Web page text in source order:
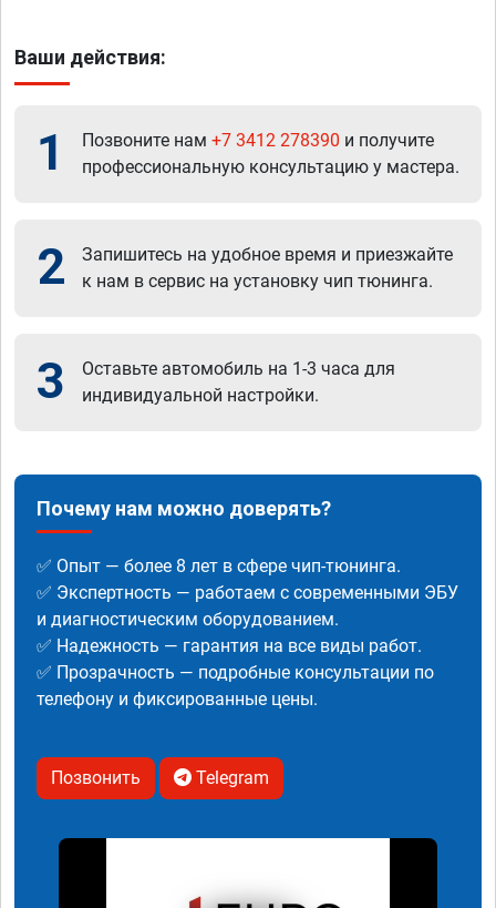
Ваши действия:
1 Позвоните нам +7 3412 278390 и получите
профессиональную консультацию у мастера.
2
Запишитесь на удобное время и приезжайте
к нам в сервис на установку чип тюнинга.
3
Оставьте автомобиль на 1-3 часа для
индивидуальной настройки.
Почему нам можно доверять?
✅ Опыт — более 8 лет в сфере чип-тюнинга.
✅ Экспертность — работаем с современными ЭБУ
и диагностическим оборудованием.
✅ Надежность — гарантия на все виды работ.
✅ Прозрачность — подробные консультации по
телефону и фиксированные цены.
Позвонить Telegram